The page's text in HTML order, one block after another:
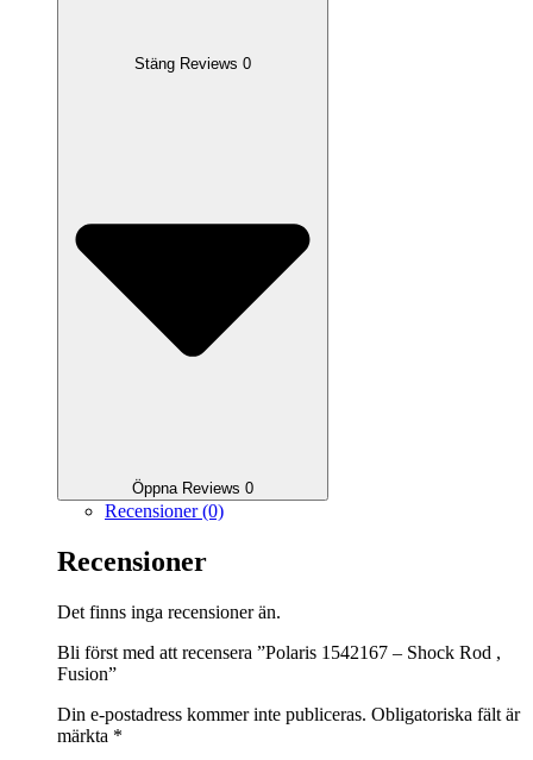
Stäng Reviews 0
Öppna Reviews 0
Recensioner (0)
Recensioner
Det finns inga recensioner än.
Bli först med att recensera ”Polaris 1542167 – Shock Rod ,
Fusion”
Din e-postadress kommer inte publiceras. Obligatoriska fält är
märkta *